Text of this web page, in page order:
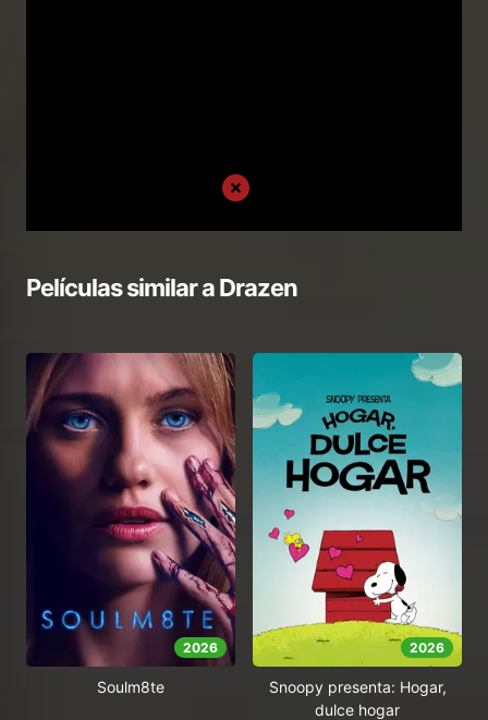
Películas similar aDrazen
2026
Soulm8te
2026
Snoopy presenta: Hogar,
dulce hogar